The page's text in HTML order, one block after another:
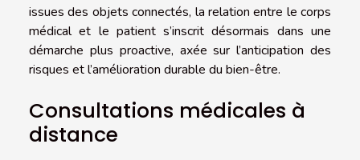
issues des objets connectés, la relation entre le corps
médical et le patient s’inscrit désormais dans une
démarche plus proactive, axée sur l’anticipation des
risques et l’amélioration durable du bien-être.
Consultations médicales à
distance